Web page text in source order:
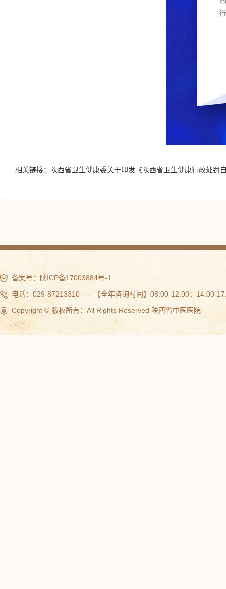
相关链接： 陕西省卫生健康委关于印发《陕西省卫生健康行政处罚
备案号：
陕ICP备17003884号-1
电话：029-87213310 【全年咨询时间】08:00-12:00；14:00-
Copyright © 版权所有：All Rights Reserved 陕西省中医医院